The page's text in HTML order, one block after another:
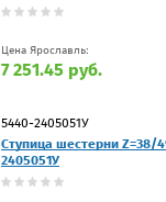
Цена Ярославль:
7 251.45 руб.
5440-2405051У
Ступица шестерни Z=38/
2405051У